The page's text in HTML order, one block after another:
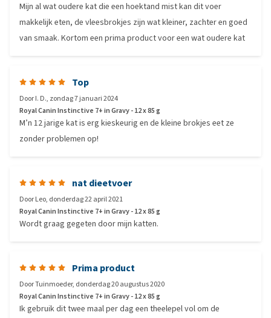
Mijn al wat oudere kat die een hoektand mist kan dit voer
makkelijk eten, de vleesbrokjes zijn wat kleiner, zachter en goed
van smaak. Kortom een prima product voor een wat oudere kat
Top
DoorI. D., zondag 7 januari 2024
Royal Canin Instinctive 7+ in Gravy - 12 x 85 g
M’n 12 jarige kat is erg kieskeurig en de kleine brokjes eet ze
zonder problemen op!
nat dieetvoer
DoorLeo, donderdag 22 april 2021
Royal Canin Instinctive 7+ in Gravy - 12 x 85 g
Wordt graag gegeten door mijn katten.
Prima product
DoorTuinmoeder, donderdag 20 augustus 2020
Royal Canin Instinctive 7+ in Gravy - 12 x 85 g
Ik gebruik dit twee maal per dag een theelepel vol om de